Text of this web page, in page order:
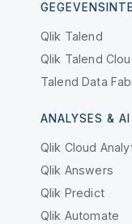
Qlik Talend
Qlik Talend
Talend Data
ANALYSES & AI
Qlik Cloud
Qlik Answers
Qlik Predict
Qlik Automate